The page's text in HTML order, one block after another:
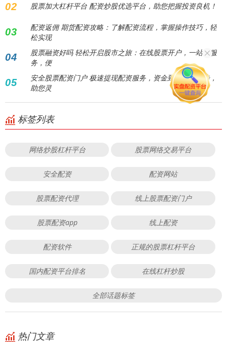
02 股票加大杠杆平台 配资炒股优选平台，助您把握投资良机！
03
配资返佣 期货配资攻略：了解配资流程，掌握操作技巧，轻
松实现
04
股票融资好吗 轻松开启股市之旅：在线股票开户，一站式服
务，便
05
安全股票配资门户 极速提现配资服务，资金到账快人一步，
助您灵
标签列表
网络炒股杠杆平台 股票网络交易平台
安全配资 配资网站
股票配资代理 线上股票配资门户
股票配资app 线上配资
配资软件 正规的股票杠杆平台
国内配资平台排名 在线杠杆炒股
全部话题标签
热门文章